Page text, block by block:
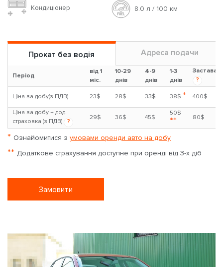
Кондиціонер 8.0 л / 100 км
Прокат без водія Адреса подачи
Період
від 1
міс.
10-29
днів
4-9
днів
1-3
днів
Застава
?
Ціна за добу(з ПДВ) 23$ 28$ 33$ 38$ * 400$
Ціна за добу + дод.
страховка (з ПДВ)
?
29$ 36$ 45$
50$
** 80$
* Ознайомитися з умовами оренди авто на добу
** Додаткове страхування доступне при оренді від 3-х діб
Замовити